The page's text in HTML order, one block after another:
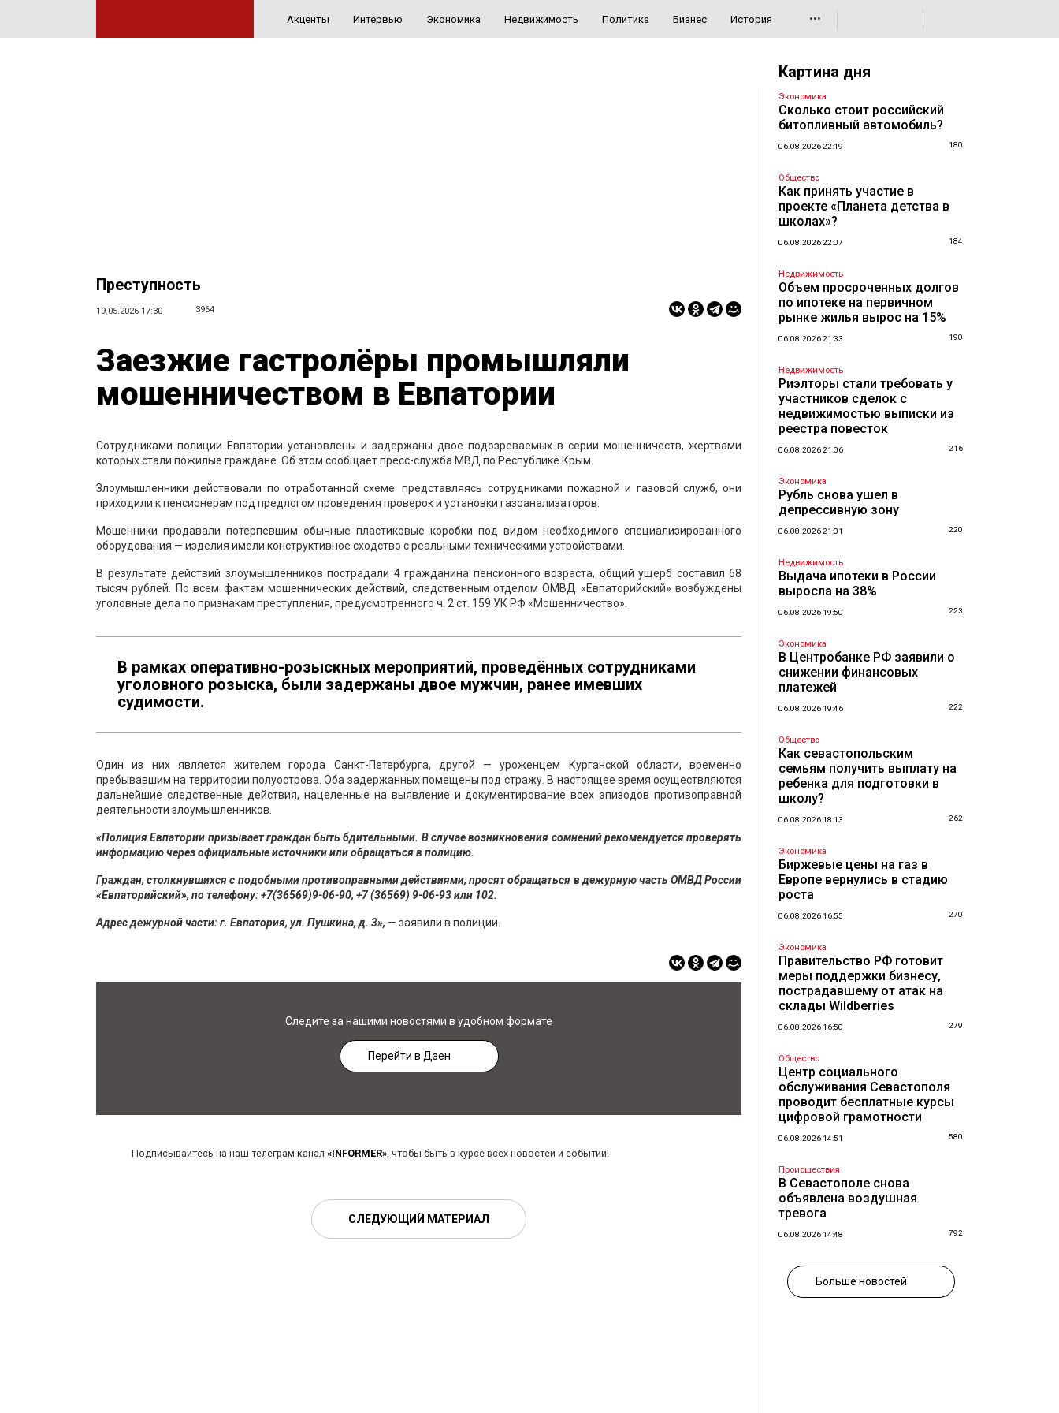
Акценты Интервью Экономика Недвижимость Политика Бизнес История •••
Преступность
19.05.2026 17:30 3964
Заезжие гастролёры промышляли
мошенничеством в Евпатории
Сотрудниками полиции Евпатории установлены и задержаны двое подозреваемых в серии мошенничеств, жертвами
которых стали пожилые граждане. Об этом сообщает пресс-служба МВД по Республике Крым.
Злоумышленники действовали по отработанной схеме: представляясь сотрудниками пожарной и газовой служб, они
приходили к пенсионерам под предлогом проведения проверок и установки газоанализаторов.
Мошенники продавали потерпевшим обычные пластиковые коробки под видом необходимого специализированного
оборудования — изделия имели конструктивное сходство с реальными техническими устройствами.
В результате действий злоумышленников пострадали 4 гражданина пенсионного возраста, общий ущерб составил 68
тысяч рублей. По всем фактам мошеннических действий, следственным отделом ОМВД «Евпаторийский» возбуждены
уголовные дела по признакам преступления, предусмотренного ч. 2 ст. 159 УК РФ «Мошенничество».
В рамках оперативно-розыскных мероприятий, проведённых сотрудниками
уголовного розыска, были задержаны двое мужчин, ранее имевших
судимости.
Один из них является жителем города Санкт-Петербурга, другой — уроженцем Курганской области, временно
пребывавшим на территории полуострова. Оба задержанных помещены под стражу. В настоящее время осуществляются
дальнейшие следственные действия, нацеленные на выявление и документирование всех эпизодов противоправной
деятельности злоумышленников.
«Полиция Евпатории призывает граждан быть бдительными. В случае возникновения сомнений рекомендуется проверять
информацию через официальные источники или обращаться в полицию.
Граждан, столкнувшихся с подобными противоправными действиями, просят обращаться в дежурную часть ОМВД России
«Евпаторийский», по телефону: +7(36569)9-06-90, +7 (36569) 9-06-93 или 102.
Адрес дежурной части: г. Евпатория, ул. Пушкина, д. 3», — заявили в полиции.
Следите за нашими новостями в удобном формате
Перейти в Дзен
Подписывайтесь на наш телеграм-канал «INFORMER», чтобы быть в курсе всех новостей и событий!
СЛЕДУЮЩИЙ МАТЕРИАЛ
Картина дня
Экономика
Сколько стоит российский
битопливный автомобиль?
06.08.2026 22:19 180
Общество
Как принять участие в
проекте «Планета детства в
школах»?
06.08.2026 22:07 184
Недвижимость
Объем просроченных долгов
по ипотеке на первичном
рынке жилья вырос на 15%
06.08.2026 21:33 190
Недвижимость
Риэлторы стали требовать у
участников сделок с
недвижимостью выписки из
реестра повесток
06.08.2026 21:06 216
Экономика
Рубль снова ушел в
депрессивную зону
06.08.2026 21:01 220
Недвижимость
Выдача ипотеки в России
выросла на 38%
06.08.2026 19:50 223
Экономика
В Центробанке РФ заявили о
снижении финансовых
платежей
06.08.2026 19:46 222
Общество
Как севастопольским
семьям получить выплату на
ребенка для подготовки в
школу?
06.08.2026 18:13 262
Экономика
Биржевые цены на газ в
Европе вернулись в стадию
роста
06.08.2026 16:55 270
Экономика
Правительство РФ готовит
меры поддержки бизнесу,
пострадавшему от атак на
склады Wildberries
06.08.2026 16:50 279
Общество
Центр социального
обслуживания Севастополя
проводит бесплатные курсы
цифровой грамотности
06.08.2026 14:51 580
Происшествия
В Севастополе снова
объявлена воздушная
тревога
06.08.2026 14:48 792
Больше новостей